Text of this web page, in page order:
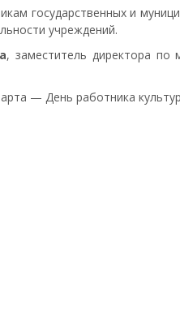
государственных и
учреждений.
, заместитель директора по
— День работника